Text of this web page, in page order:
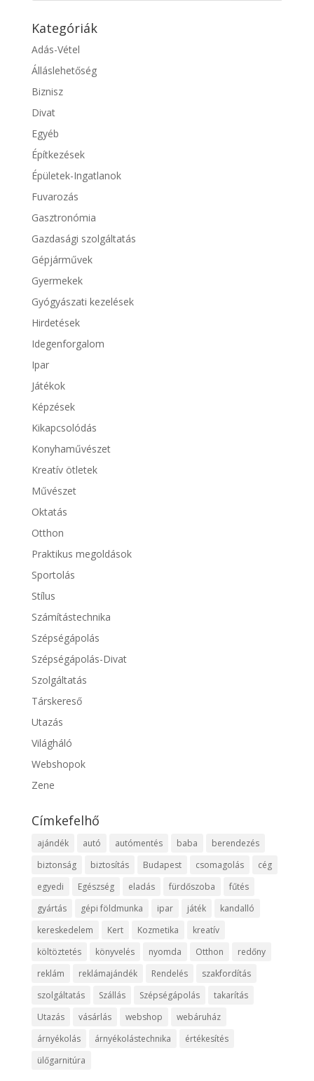
Kategóriák
Adás-Vétel
Álláslehetőség
Biznisz
Divat
Egyéb
Építkezések
Épületek-Ingatlanok
Fuvarozás
Gasztronómia
Gazdasági szolgáltatás
Gépjárművek
Gyermekek
Gyógyászati kezelések
Hirdetések
Idegenforgalom
Ipar
Játékok
Képzések
Kikapcsolódás
Konyhaművészet
Kreatív ötletek
Művészet
Oktatás
Otthon
Praktikus megoldások
Sportolás
Stílus
Számítástechnika
Szépségápolás
Szépségápolás-Divat
Szolgáltatás
Társkereső
Utazás
Világháló
Webshopok
Zene
Címkefelhő
ajándék autó autómentés baba
berendezés
biztonság
biztosítás Budapest csomagolás
cég
egyedi
Egészség eladás fürdőszoba
fűtés
gyártás
gépi földmunka ipar játék
kandalló
kereskedelem
Kert Kozmetika
kreatív
költöztetés
könyvelés nyomda Otthon
redőny
reklám
reklámajándék Rendelés
szakfordítás
szolgáltatás
Szállás Szépségápolás
takarítás
Utazás
vásárlás webshop
webáruház
árnyékolás
árnyékolástechnika
értékesítés
ülőgarnitúra